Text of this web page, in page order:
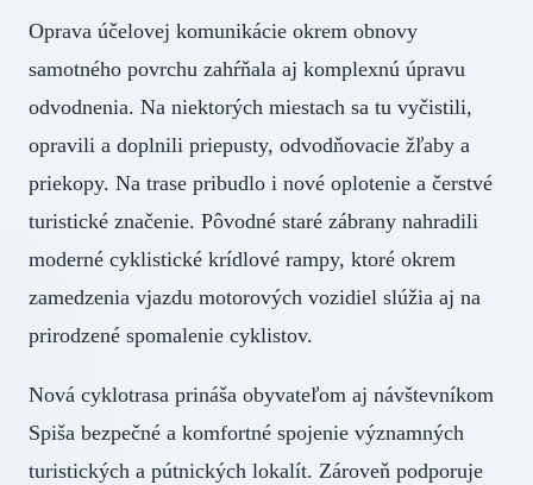
Oprava účelovej komunikácie okrem obnovy
samotného povrchu zahŕňala aj komplexnú úpravu
odvodnenia. Na niektorých miestach sa tu vyčistili,
opravili a doplnili priepusty, odvodňovacie žľaby a
priekopy. Na trase pribudlo i nové oplotenie a čerstvé
turistické značenie. Pôvodné staré zábrany nahradili
moderné cyklistické krídlové rampy, ktoré okrem
zamedzenia vjazdu motorových vozidiel slúžia aj na
prirodzené spomalenie cyklistov.
Nová cyklotrasa prináša obyvateľom aj návštevníkom
Spiša bezpečné a komfortné spojenie významných
turistických a pútnických lokalít. Zároveň podporuje